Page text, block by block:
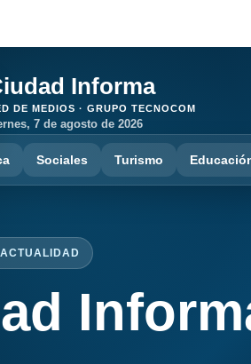
Informa
DE MEDIOS · GRUPO TECNOCOM
7 de agosto de 2026
Sociales Turismo